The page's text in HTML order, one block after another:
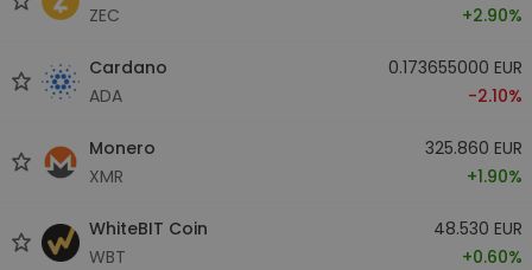
ZEC
+2.90%
Cardano
ADA
0.173655000 EUR
-2.10%
Monero
XMR
325.860 EUR
+1.90%
WhiteBIT Coin
WBT
48.530 EUR
+0.60%